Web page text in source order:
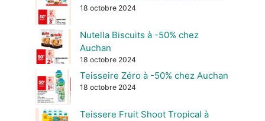
18 octobre 2024
Nutella Biscuits à -50% chez
Auchan
18 octobre 2024
Teisseire Zéro à -50% chez Auchan
18 octobre 2024
Teissere Fruit Shoot Tropical à